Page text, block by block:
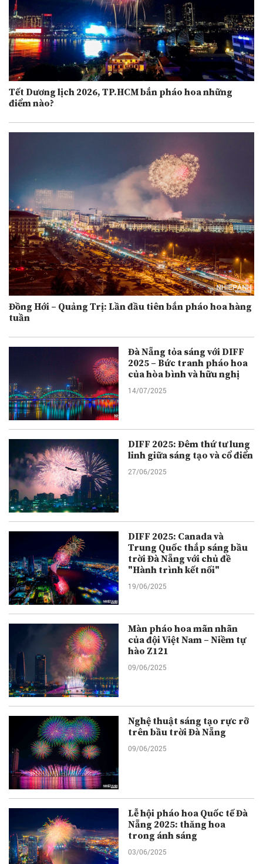
Tết Dương lịch 2026, TP.HCM bắn pháo hoa những
điểm nào?
Đồng Hới – Quảng Trị: Lần đầu tiên bắn pháo hoa hàng
tuần
Đà Nẵng tỏa sáng với DIFF
2025 – Bức tranh pháo hoa
của hòa bình và hữu nghị
14/07/2025
DIFF 2025: Đêm thứ tư lung
linh giữa sáng tạo và cổ điển
27/06/2025
DIFF 2025: Canada và
Trung Quốc thắp sáng bầu
trời Đà Nẵng với chủ đề
"Hành trình kết nối"
19/06/2025
Màn pháo hoa mãn nhãn
của đội Việt Nam – Niềm tự
hào Z121
09/06/2025
Nghệ thuật sáng tạo rực rỡ
trên bầu trời Đà Nẵng
09/06/2025
Lễ hội pháo hoa Quốc tế Đà
Nẵng 2025: thăng hoa
trong ánh sáng
03/06/2025